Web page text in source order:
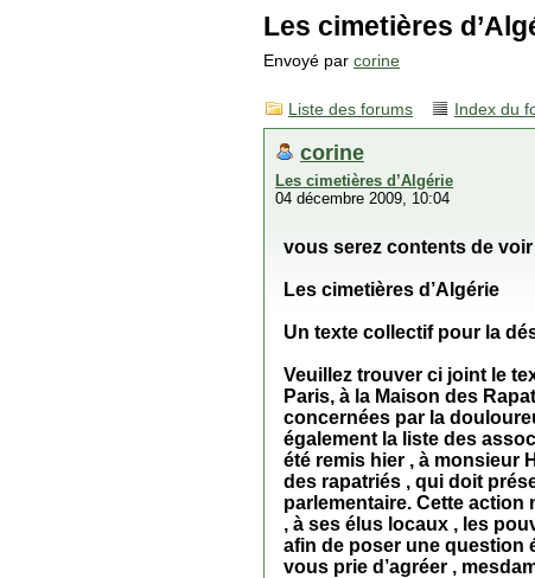
Les cimetières
Envoyé par corine
Liste des forums Index du
corine
Les cimetières d’Algérie
04 décembre 2009, 10:04
vous serez contents de
Les cimetières d’Algérie
Un texte collectif pour la
Veuillez trouver ci joint le
Paris, à la Maison des
concernées par la
également la liste des
été remis hier , à monsieur
des rapatriés , qui doit
parlementaire. Cette action
, à ses élus locaux , les
afin de poser une question
vous prie d’agréer ,